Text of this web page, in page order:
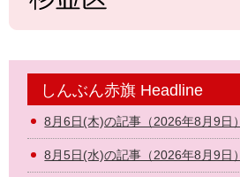
しんぶん赤旗 Headline
8月6日(木)の記事（2026年8月9日）
8月5日(水)の記事（2026年8月9日）